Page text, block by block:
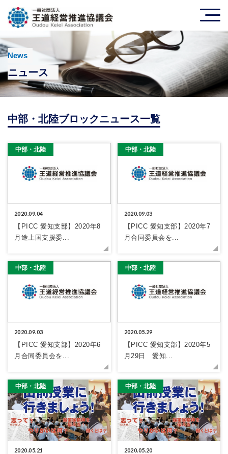
News
ニュース
中部・北陸ブロックニュース一覧
中部・北陸
2020.09.04
【PICC 愛知支部】2020年8
月途上国支援委...
中部・北陸
2020.09.03
【PICC 愛知支部】2020年7
月合同委員会を...
中部・北陸
2020.09.03
【PICC 愛知支部】2020年6
月合同委員会を...
中部・北陸
2020.05.29
【PICC 愛知支部】2020年5
月29日 愛知...
中部・北陸
2020.05.21
中部・北陸
2020.05.20